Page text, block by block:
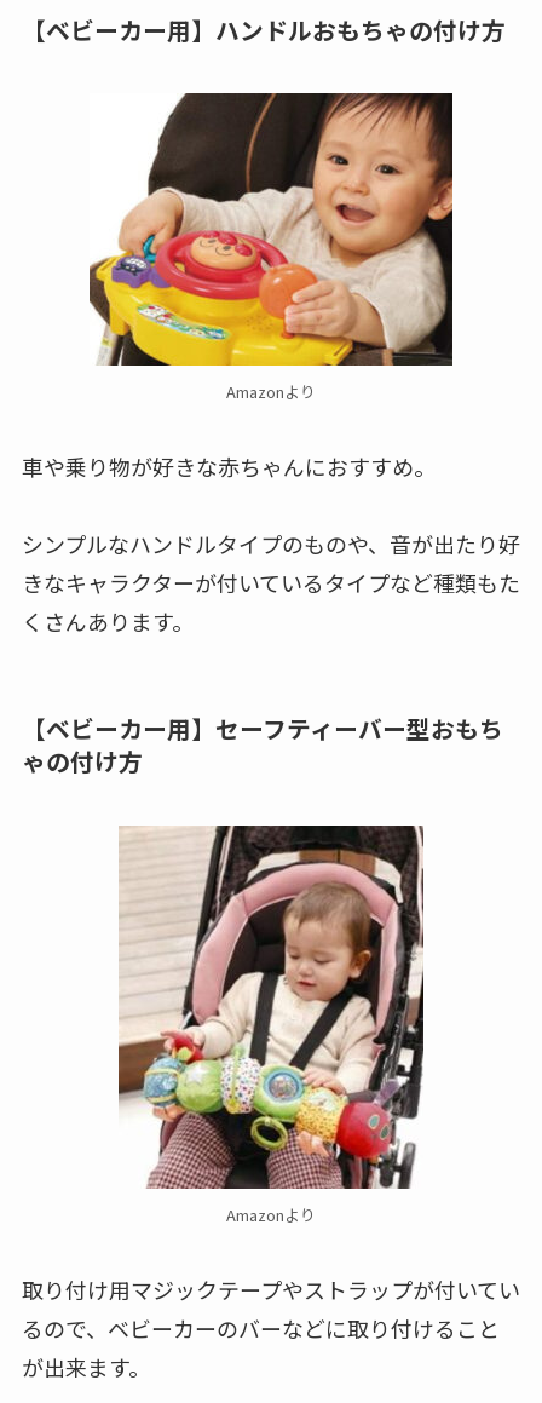
【ベビーカー用】ハンドルおもちゃの付け方
Amazonより
車や乗り物が好きな赤ちゃんにおすすめ。
シンプルなハンドルタイプのものや、音が出たり好
きなキャラクターが付いているタイプなど種類もた
くさんあります。
【ベビーカー用】 セーフティーバー型おもち
ゃの付け方
Amazonより
取り付け用マジックテープやストラップが付いてい
るので、ベビーカーのバーなどに取り付けること
が出来ます。